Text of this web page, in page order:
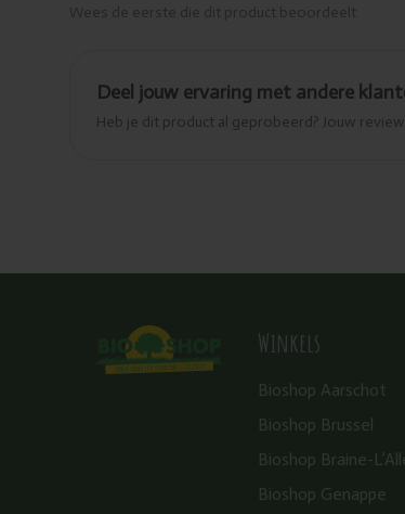
Wees de eerste die dit product beoordeelt
Deel jouw ervaring met andere
Heb je dit product al geprobeerd? Jouw
Winkels
Bioshop Aarschot
Bioshop Brussel
Bioshop Braine-
Bioshop Genappe